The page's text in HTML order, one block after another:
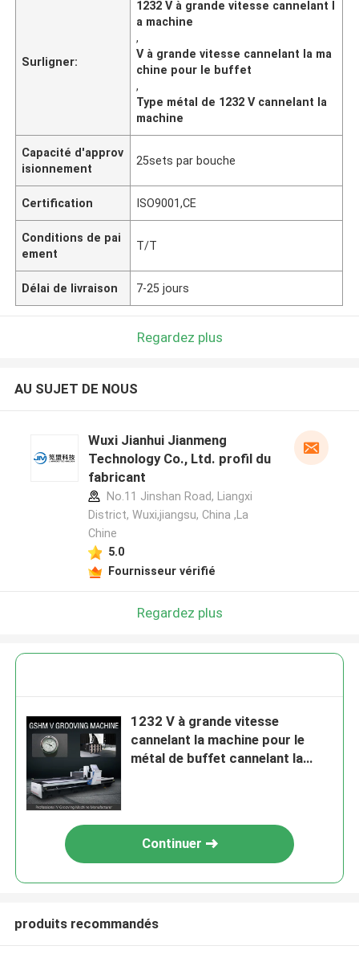
Surligner:
1232 V à grande vitesse cannelant l
a machine
,
V à grande vitesse cannelant la ma
chine pour le buffet
,
Type métal de 1232 V cannelant la
machine
Capacité d'approv
isionnement
25sets par bouche
Certification ISO9001,CE
Conditions de pai
ement
T/T
Délai de livraison 7-25 jours
Regardez plus
AU SUJET DE NOUS
Wuxi Jianhui Jianmeng
Technology Co., Ltd. profil du
fabricant
No.11 Jinshan Road, Liangxi
District, Wuxi,jiangsu, China ,La
Chine
5.0
Fournisseur vérifié
Regardez plus
1232 V à grande vitesse
cannelant la machine pour le
métal de buffet cannelant la
Continuer
produits recommandés